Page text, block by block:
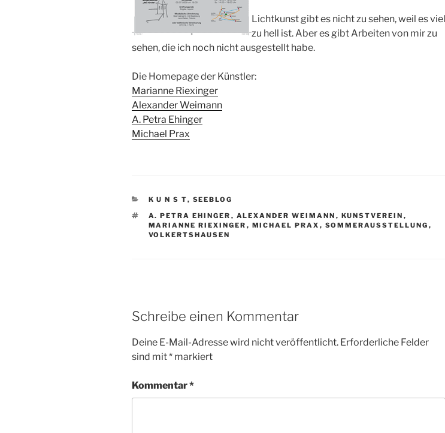
Lichtkunst gibt es nicht zu sehen, weil es viel
zu hell ist. Aber es gibt Arbeiten von mir zu
sehen, die ich noch nicht ausgestellt habe.
Die Homepage der Künstler:
Marianne Riexinger
Alexander Weimann
A. Petra Ehinger
Michael Prax
KATEGORIEN
K U N S T, SEEBLOG
SCHLAGWÖRTER
A. PETRA EHINGER , ALEXANDER WEIMANN , KUNSTVEREIN ,
MARIANNE RIEXINGER , MICHAEL PRAX , SOMMERAUSSTELLUNG ,
VOLKERTSHAUSEN
Schreibe einen Kommentar
Deine E-Mail-Adresse wird nicht veröffentlicht. Erforderliche Felder
sind mit* markiert
Kommentar*